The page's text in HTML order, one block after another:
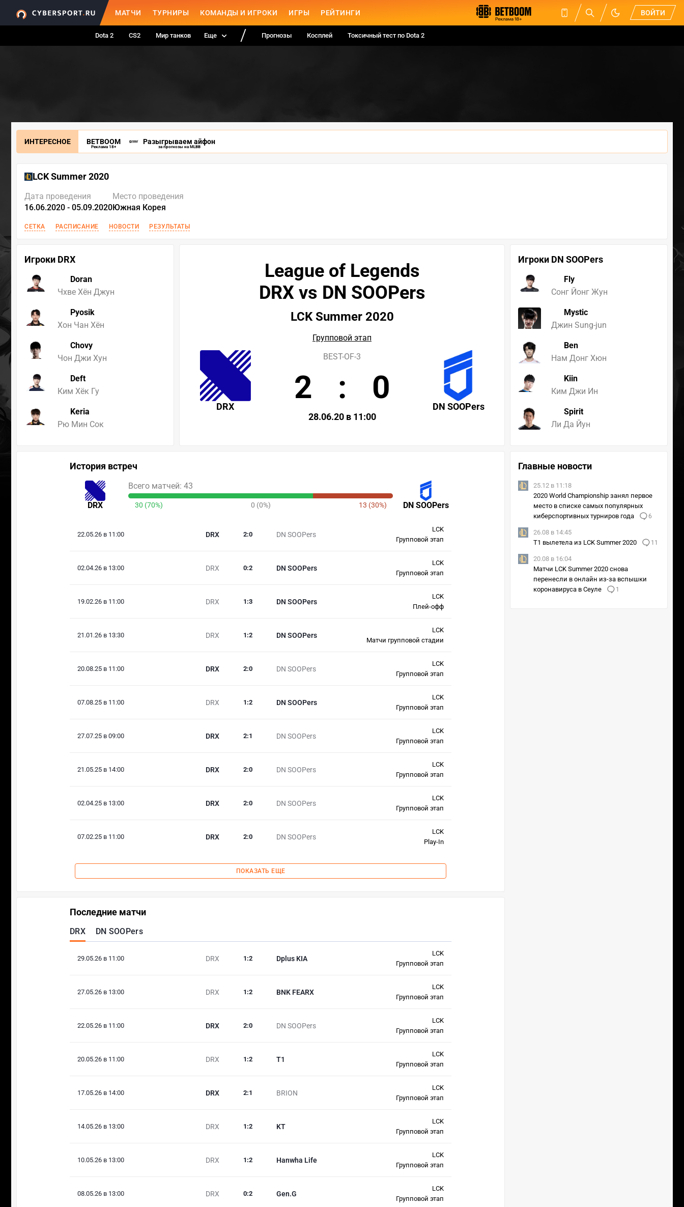
МАТЧИ ТУРНИРЫ КОМАНДЫ И ИГРОКИ ИГРЫ РЕЙТИНГИ ВОЙТИ
Dota 2 CS2 Мир танков Еще Прогнозы Косплей Токсичный тест по Dota 2
ИНТЕРЕСНОЕ BETBOOM
Реклама 18+
Разыгрываем айфон
за прогнозы на MLBB
LCK Summer 2020
Дата проведения
16.06.2020 - 05.09.2020
Место проведения
Южная Корея
СЕТКА РАСПИСАНИЕ НОВОСТИ РЕЗУЛЬТАТЫ
Игроки DRX
Doran
Чхве Хён Джун
Pyosik
Хон Чан Хён
Chovy
Чон Джи Хун
Deft
Ким Хёк Гу
Keria
Рю Мин Сок
Игроки DN SOOPers
Fly
Сонг Йонг Жун
Mystic
Джин Sung-jun
Ben
Нам Донг Хюн
Kiin
Ким Джи Ин
Spirit
Ли Да Йун
League of Legends
DRX vs DN SOOPers
LCK Summer 2020
Групповой этап
DRX DN SOOPers
BEST-OF-3
2 : 0
28.06.20 в 11:00
История встреч
DRX DN SOOPers
Всего матчей: 43
30 (70%) 0 (0%) 13 (30%)
22.05.26 в 11:00 DRX DN SOOPers
2:0
LCK
Групповой этап
02.04.26 в 13:00 DRX DN SOOPers
0:2
LCK
Групповой этап
19.02.26 в 11:00 DRX DN SOOPers
1 :3
LCK
Плей-офф
21.01.26 в 13:30 DRX DN SOOPers
1 :2
LCK
Матчи групповой стадии
20.08.25 в 11:00 DRX DN SOOPers
2:0
LCK
Групповой этап
07.08.25 в 11:00 DRX DN SOOPers
1 :2
LCK
Групповой этап
27.07.25 в 09:00 DRX DN SOOPers
2:1
LCK
Групповой этап
21.05.25 в 14:00 DRX DN SOOPers
2:0
LCK
Групповой этап
02.04.25 в 13:00 DRX DN SOOPers
2:0
LCK
Групповой этап
07.02.25 в 11:00 DRX DN SOOPers
2:0
LCK
Play-In
ПОКАЗАТЬ ЕЩЕ
Последние матчи
DRX DN SOOPers
29.05.26 в 11:00 DRX Dplus KIA
1 :2
LCK
Групповой этап
27.05.26 в 13:00 DRX BNK FEARX
1 :2
LCK
Групповой этап
22.05.26 в 11:00 DRX DN SOOPers
2:0
LCK
Групповой этап
20.05.26 в 11:00 DRX T1
1 :2
LCK
Групповой этап
17.05.26 в 14:00 DRX BRION
2:1
LCK
Групповой этап
14.05.26 в 13:00 DRX KT
1 :2
LCK
Групповой этап
10.05.26 в 13:00 DRX Hanwha Life
1 :2
LCK
Групповой этап
08.05.26 в 13:00 DRX Gen.G
0:2
LCK
Групповой этап
Главные новости
25.12 в 11:18
2020 World Championship занял первое
место в списке самых популярных
киберспортивных турниров года
6
26.08 в 14:45
T1 вылетела из LCK Summer 2020
11
20.08 в 16:04
Матчи LCK Summer 2020 снова
перенесли в онлайн из-за вспышки
коронавируса в Сеуле
1